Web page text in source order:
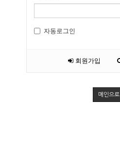
자동로그인
회원가입
메인으로